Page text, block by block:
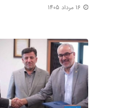
16 مرداد 1405